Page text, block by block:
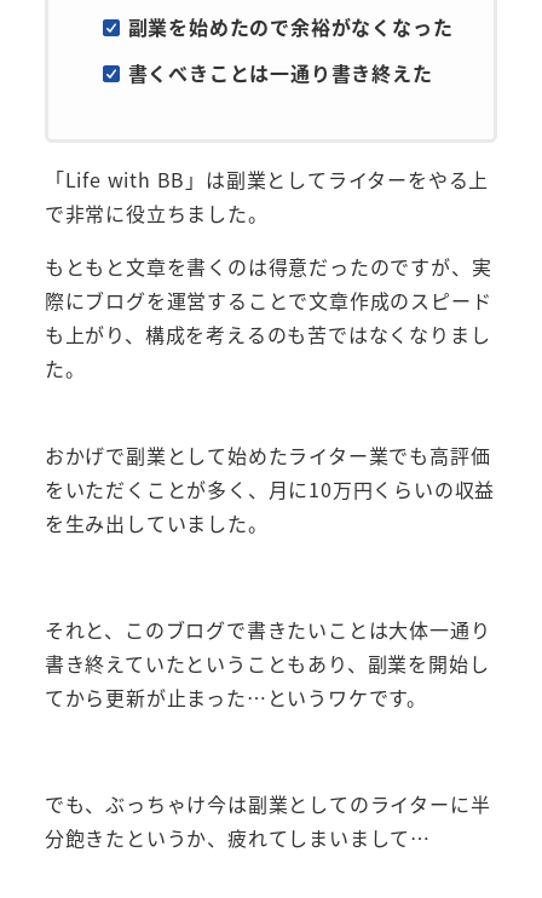
副業を始めたので余裕がなくなった
書くべきことは一通り書き終えた
「Life with BB」は副業としてライターをやる上
で非常に役立ちました。
もともと文章を書くのは得意だったのですが、実
際にブログを運営することで文章作成のスピード
も上がり、構成を考えるのも苦ではなくなりまし
た。
おかげで副業として始めたライター業でも高評価
をいただくことが多く、月に10万円くらいの収益
を生み出していました。
それと、このブログで書きたいことは大体一通り
書き終えていたということもあり、副業を開始し
てから更新が止まった…というワケです。
でも、ぶっちゃけ今は副業としてのライターに半
分飽きたというか、疲れてしまいまして…